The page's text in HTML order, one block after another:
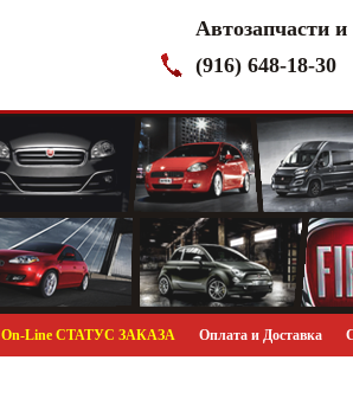
Автозапчасти
(916) 648-18-30
On-Line СТАТУС ЗАКАЗА Оплата и Доставка